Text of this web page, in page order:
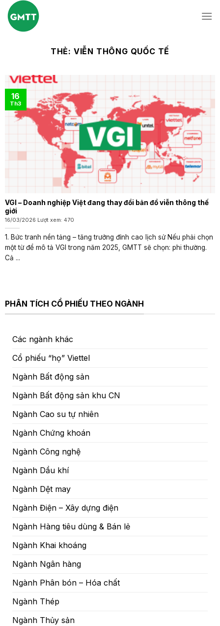
Skip
content
THẺ: VIỄN THÔNG QUỐC TẾ
VGI – Doanh nghiệp Việt đang thay đổi bản đồ viễn thông thế
giới
16/03/2026 Lượt xem: 470
1. Bức tranh nền tảng – tăng trưởng đỉnh cao lịch sử Nếu phải chọn
một từ để mô tả VGI trong năm 2025, GMTT sẽ chọn: phi thường.
Cả ...
16
Th3
PHÂN TÍCH CỔ PHIẾU THEO NGÀNH
Các ngành khác
Cổ phiếu “họ” Viettel
Ngành Bất động sản
Ngành Bất động sản khu CN
Ngành Cao su tự nhiên
Ngành Chứng khoán
Ngành Công nghệ
Ngành Dầu khí
Ngành Dệt may
Ngành Điện – Xây dựng điện
Ngành Hàng tiêu dùng & Bán lẻ
Ngành Khai khoáng
Ngành Ngân hàng
Ngành Phân bón – Hóa chất
Ngành Thép
Ngành Thủy sản